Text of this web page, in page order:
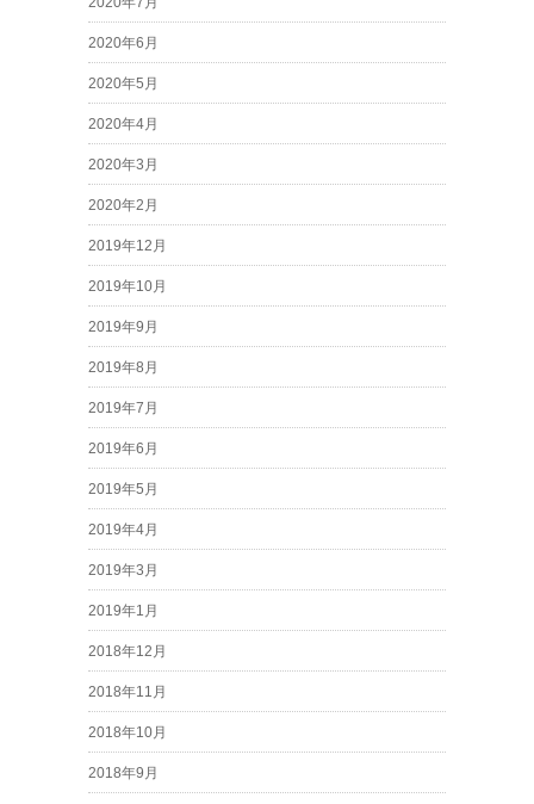
2020年6月
2020年5月
2020年4月
2020年3月
2020年2月
2019年12月
2019年10月
2019年9月
2019年8月
2019年7月
2019年6月
2019年5月
2019年4月
2019年3月
2019年1月
2018年12月
2018年11月
2018年10月
2018年9月